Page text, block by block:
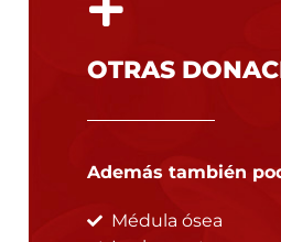
OTRAS
Además también
Médula ósea